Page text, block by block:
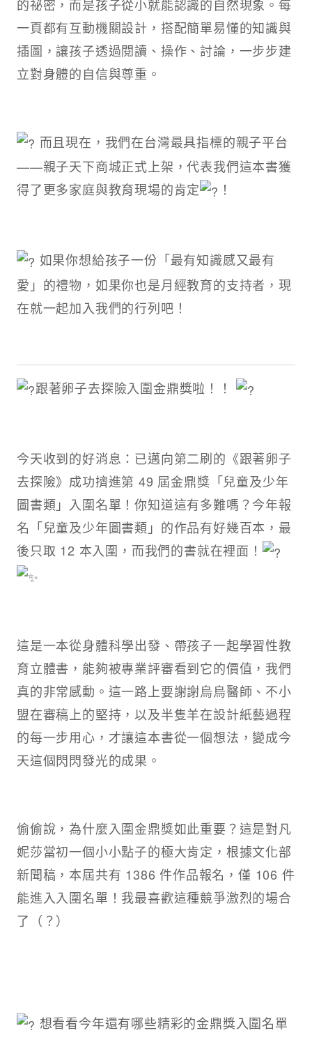
的祕密，而是孩子從小就能認識的自然現象。每
一頁都有互動機關設計，搭配簡單易懂的知識與
插圖，讓孩子透過閱讀、操作、討論，一步步建
立對身體的自信與尊重。
而且現在，我們在台灣最具指標的親子平台
——親子天下商城正式上架，代表我們這本書獲
得了更多家庭與教育現場的肯定
！
如果你想給孩子一份「最有知識感又最有
愛」的禮物，如果你也是月經教育的支持者，現
在就一起加入我們的行列吧！
跟著卵子去探險入圍金鼎獎啦！！
今天收到的好消息：已邁向第二刷的《跟著卵子
去探險》成功擠進第 49 屆金鼎獎「兒童及少年
圖書類」入圍名單！你知道這有多難嗎？今年報
名「兒童及少年圖書類」的作品有好幾百本，最
後只取 12 本入圍，而我們的書就在裡面！
這是一本從身體科學出發、帶孩子一起學習性教
育立體書，能夠被專業評審看到它的價值，我們
真的非常感動。這一路上要謝謝烏烏醫師、不小
盟在審稿上的堅持，以及半隻羊在設計紙藝過程
的每一步用心，才讓這本書從一個想法，變成今
天這個閃閃發光的成果。
偷偷說，為什麼入圍金鼎獎如此重要？這是對凡
妮莎當初一個小小點子的極大肯定，根據文化部
新聞稿，本屆共有 1386 件作品報名，僅 106 件
能進入入圍名單！我最喜歡這種競爭激烈的場合
了（？）
想看看今年還有哪些精彩的金鼎獎入圍名單